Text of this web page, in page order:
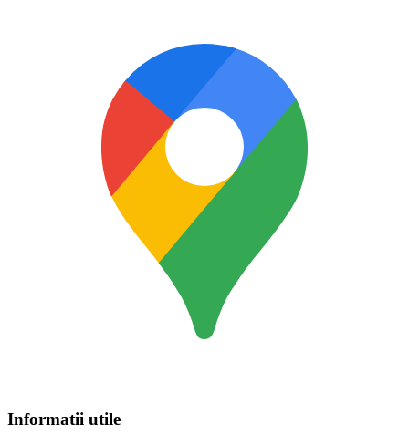
Informatii utile